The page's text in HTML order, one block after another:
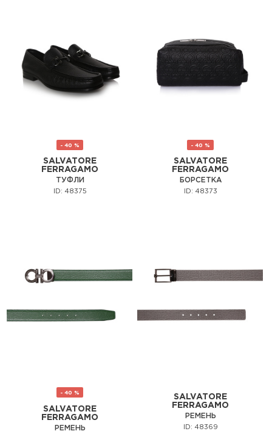
- 40 %
SALVATORE
FERRAGAMO
ТУФЛИ
ID: 48375
- 40 %
SALVATORE
FERRAGAMO
БОРСЕТКА
ID: 48373
- 40 %
SALVATORE
FERRAGAMO
РЕМЕНЬ
SALVATORE
FERRAGAMO
РЕМЕНЬ
ID: 48369